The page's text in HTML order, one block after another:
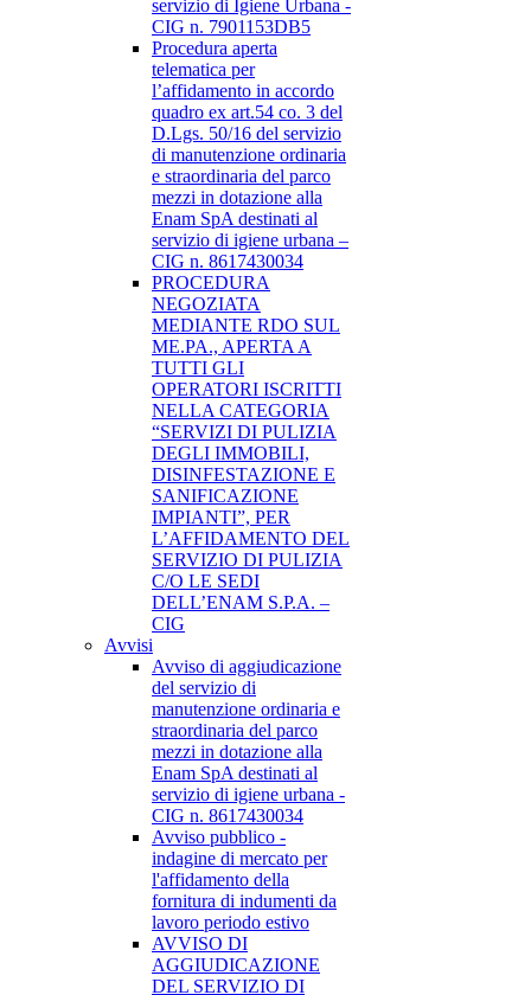
servizio di Igiene Urbana -
CIG n. 7901153DB5
Procedura aperta
telematica per
l’affidamento in accordo
quadro ex art.54 co. 3 del
D.Lgs. 50/16 del servizio
di manutenzione ordinaria
e straordinaria del parco
mezzi in dotazione alla
Enam SpA destinati al
servizio di igiene urbana –
CIG n. 8617430034
PROCEDURA
NEGOZIATA
MEDIANTE RDO SUL
ME.PA., APERTA A
TUTTI GLI
OPERATORI ISCRITTI
NELLA CATEGORIA
“SERVIZI DI PULIZIA
DEGLI IMMOBILI,
DISINFESTAZIONE E
SANIFICAZIONE
IMPIANTI”, PER
L’AFFIDAMENTO DEL
SERVIZIO DI PULIZIA
C/O LE SEDI
DELL’ENAM S.P.A. –
CIG
Avvisi
Avviso di aggiudicazione
del servizio di
manutenzione ordinaria e
straordinaria del parco
mezzi in dotazione alla
Enam SpA destinati al
servizio di igiene urbana -
CIG n. 8617430034
Avviso pubblico -
indagine di mercato per
l'affidamento della
fornitura di indumenti da
lavoro periodo estivo
AVVISO DI
AGGIUDICAZIONE
DEL SERVIZIO DI